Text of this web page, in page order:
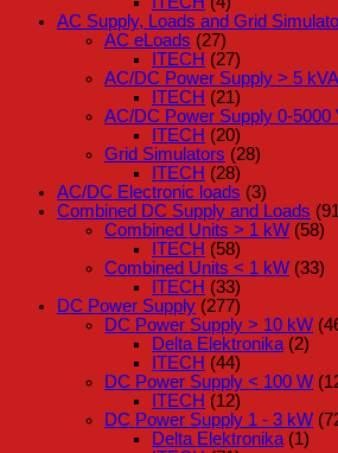
AC Supply, Loads and Grid
AC eLoads (27)
ITECH (27)
AC/DC Power Supply > 5 kVA
ITECH (21)
AC/DC Power Supply 0-5000
ITECH (20)
Grid Simulators (28)
ITECH (28)
AC/DC Electronic loads (3)
Combined DC Supply and Loads
Combined Units > 1 kW (58)
ITECH (58)
Combined Units < 1 kW (33)
ITECH (33)
DC Power Supply (277)
DC Power Supply > 10 kW
Delta Elektronika (2)
ITECH (44)
DC Power Supply < 100 W
ITECH (12)
DC Power Supply 1 - 3 kW
Delta Elektronika (1)